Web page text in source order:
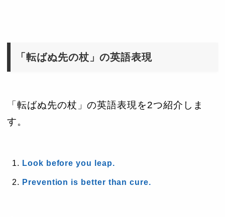
「転ばぬ先の杖」の英語表現
「転ばぬ先の杖」の英語表現を2つ紹介しま
す。
Look before you leap.
Prevention is better than cure.